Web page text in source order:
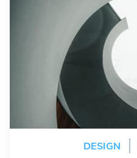
DESIGN